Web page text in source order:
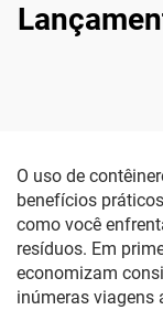
O uso de
benefícios
como você
resíduos. Em
economizam
inúmeras viagens